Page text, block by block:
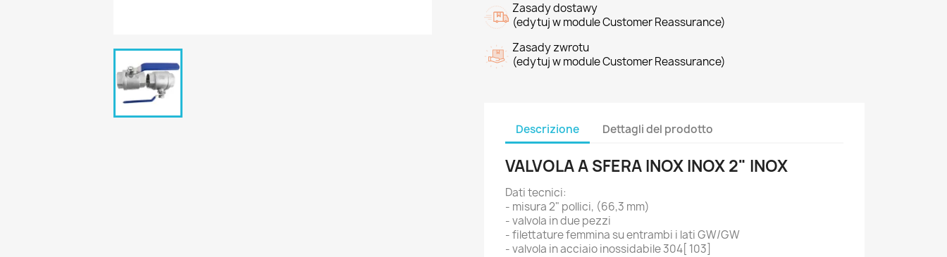
Zasady dostawy
(edytuj w module Customer Reassurance)
Zasady zwrotu
(edytuj w module Customer Reassurance)
Descrizione Dettagli del prodotto
VALVOLA A SFERA INOX INOX 2" INOX
Dati tecnici:
- misura 2" pollici, (66,3 mm)
- valvola in due pezzi
- filettature femmina su entrambi i lati GW/GW
- valvola in acciaio inossidabile 304[ 103]